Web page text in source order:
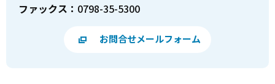
ファックス： 0798-35-5300
お問合せメールフォーム